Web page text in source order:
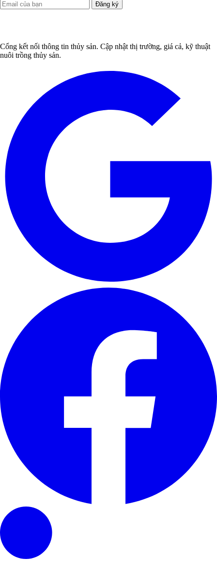
Đăng ký
Cổng kết nối thông tin thủy sản. Cập nhật thị trường, giá cả, kỹ thuật
nuôi trồng thủy sản.